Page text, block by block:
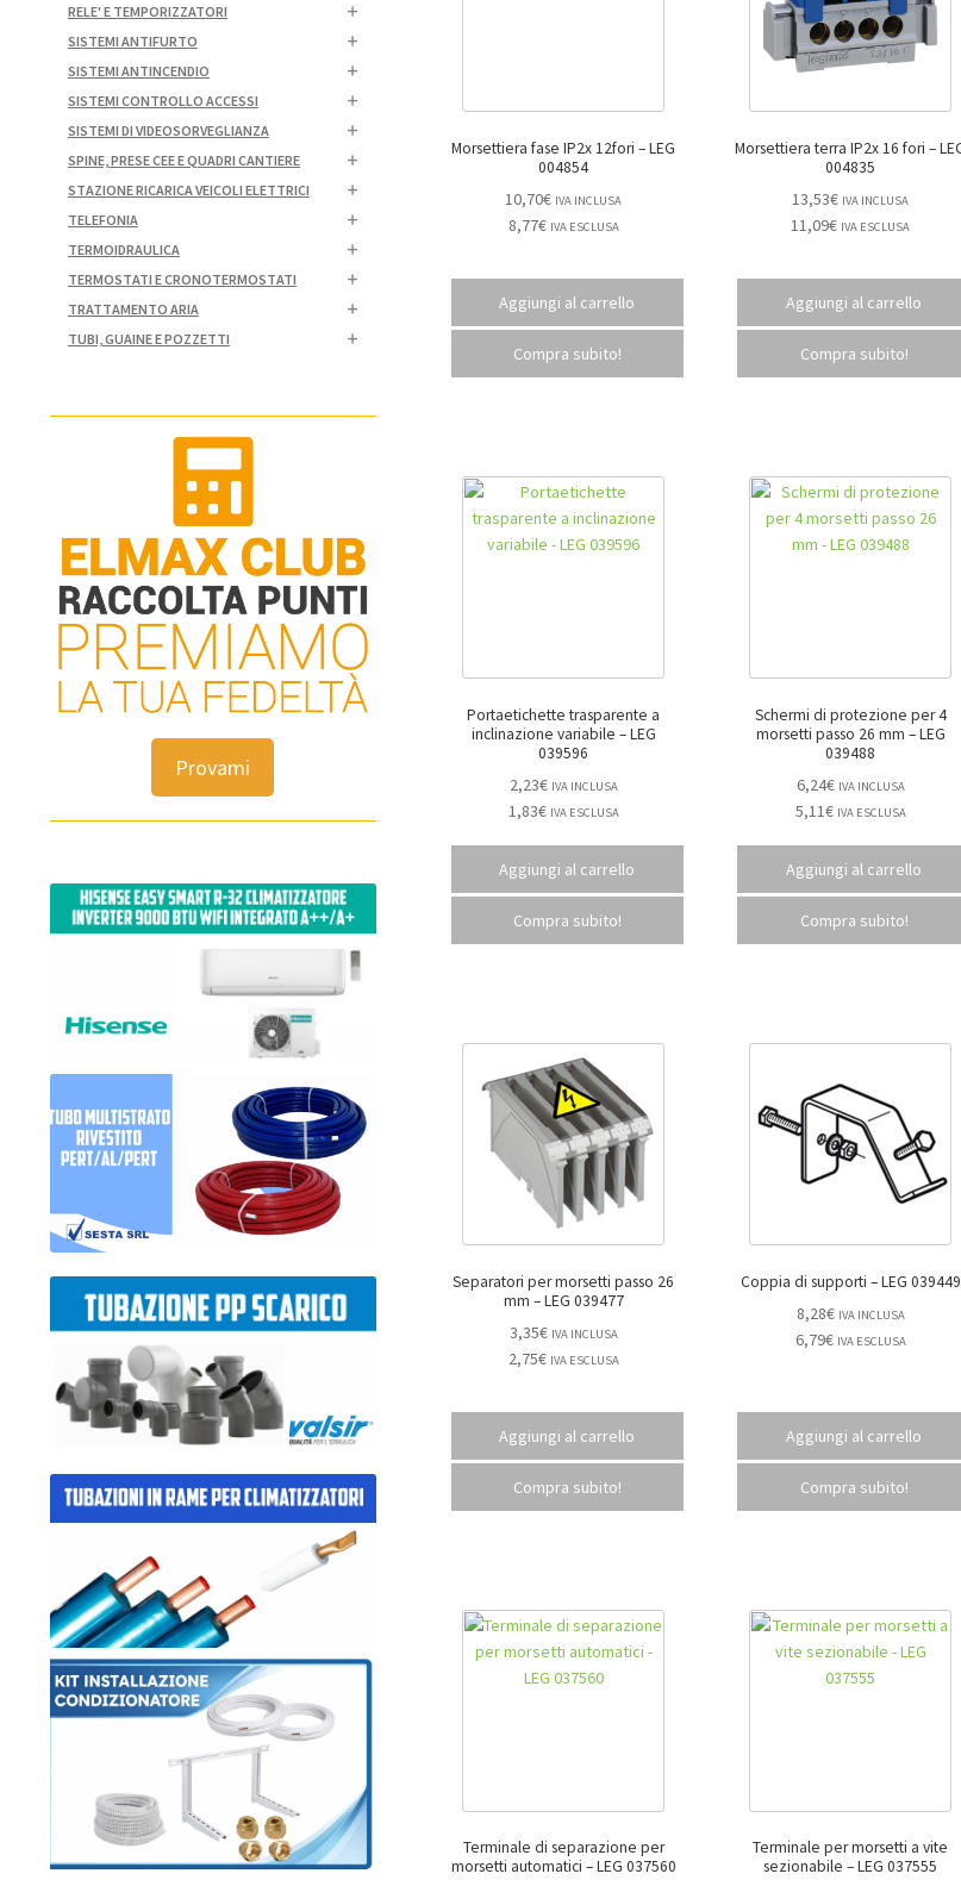
Morsettiera fase IP2x 12fori – LEG
004854
10,70€ IVA INCLUSA
8,77€ IVA ESCLUSA
Aggiungi al carrello
Compra subito!
Morsettiera terra IP2x 16 fori – LEG
004835
13,53€ IVA INCLUSA
11,09€ IVA ESCLUSA
Aggiungi al carrello
Compra subito!
Portaetichette trasparente a
inclinazione variabile – LEG
039596
2,23€ IVA INCLUSA
1,83€ IVA ESCLUSA
Aggiungi al carrello
Compra subito!
Schermi di protezione per 4
morsetti passo 26 mm – LEG
039488
6,24€ IVA INCLUSA
5,11€ IVA ESCLUSA
Aggiungi al carrello
Compra subito!
Separatori per morsetti passo 26
mm – LEG 039477
3,35€ IVA INCLUSA
2,75€ IVA ESCLUSA
Aggiungi al carrello
Compra subito!
Coppia di supporti – LEG 039449
8,28€ IVA INCLUSA
6,79€ IVA ESCLUSA
Aggiungi al carrello
Compra subito!
Terminale di separazione per
morsetti automatici – LEG 037560
Terminale per morsetti a vite
sezionabile – LEG 037555
RELE' E TEMPORIZZATORI
SISTEMI ANTIFURTO
SISTEMI ANTINCENDIO
SISTEMI CONTROLLO ACCESSI
SISTEMI DI VIDEOSORVEGLIANZA
SPINE, PRESE CEE E QUADRI CANTIERE
STAZIONE RICARICA VEICOLI ELETTRICI
TELEFONIA
TERMOIDRAULICA
TERMOSTATI E CRONOTERMOSTATI
TRATTAMENTO ARIA
TUBI, GUAINE E POZZETTI
Provami